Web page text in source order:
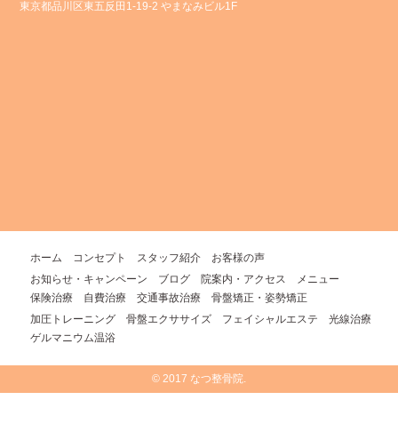
東京都品川区東五反田1-19-2 やまなみビル1F
ホーム コンセプト スタッフ紹介
お客様の声
お知らせ・キャンペーン
ブログ 院案内・アクセス
メニュー
保険治療
自費治療 交通事故治療
骨盤矯正・姿勢矯正
加圧トレーニング
骨盤エクササイズ フェイシャルエステ
光線治療
ゲルマニウム温浴
© 2017 なつ整骨院.